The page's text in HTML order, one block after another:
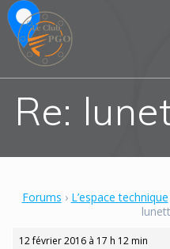
Re:
Forums › L’espace technique
12 février 2016 à 17 h 12 min